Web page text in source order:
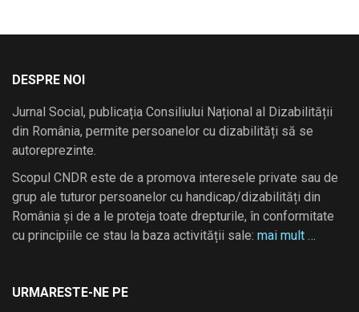
DESPRE NOI
Jurnal Social, publicația Consiliului Național al Dizabilității
din România, permite persoanelor cu dizabilități să se
autoreprezinte.
Scopul CNDR este de a promova interesele private sau de
grup ale tuturor persoanelor cu handicap/dizabilități din
România și de a le proteja toate drepturile, în conformitate
cu principiile ce stau la baza activității sale: mai mult …
URMARESTE-NE PE